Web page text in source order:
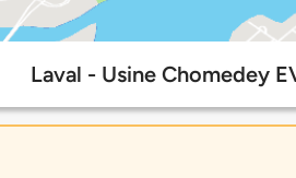
Laval - Usine Chomedey